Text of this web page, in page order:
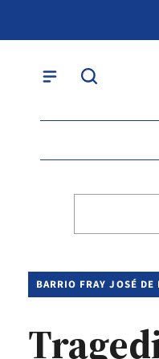
BARRIO FRAY JOSÉ